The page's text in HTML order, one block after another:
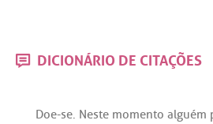
DICIONÁRIO DE CITAÇÕES
Doe-se. Neste momento alguém